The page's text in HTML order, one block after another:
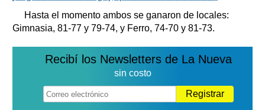
Hasta el momento ambos se ganaron de locales:
Gimnasia, 81-77 y 79-74, y Ferro, 74-70 y 81-73.
Recibí los Newsletters de La Nueva
sin costo
Registrar